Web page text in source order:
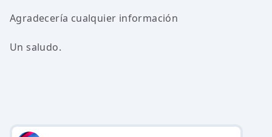
Agradecería cualquier información
Un saludo.